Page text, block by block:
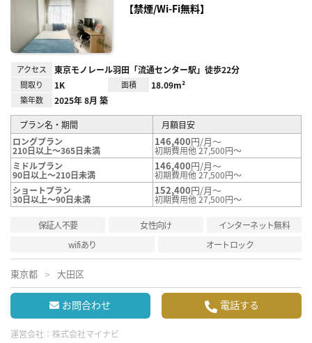
【禁煙/Wi-Fi無料】
アクセス 東京モノレール羽田「流通センター駅」徒歩22分
間取り 1K 面積 18.09m²
築年数 2025年 8月 築
プラン名・期間
月額目安
ロングプラン
210日以上～365日未満
146,400円/月～
初期費用他 27,500円～
ミドルプラン
90日以上～210日未満
146,400円/月～
初期費用他 27,500円～
ショートプラン
30日以上～90日未満
152,400円/月～
初期費用他 27,500円～
保証人不要 女性向け
インターネット無料
wifiあり
オートロック
東京都 大田区
お問合わせ 電話する
運営会社： 株式会社マイナビ